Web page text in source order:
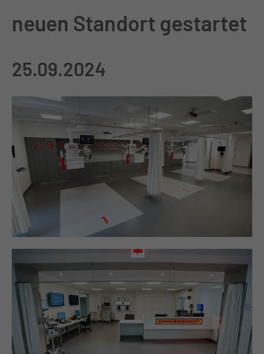
neuen Standort gestartet
25.09.2024